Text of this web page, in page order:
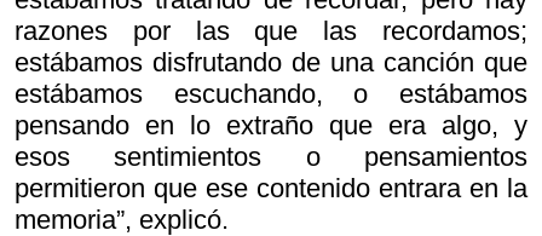
razones por las que las recordamos;
estábamos disfrutando de una canción que
estábamos escuchando, o estábamos
pensando en lo extraño que era algo, y
esos sentimientos o pensamientos
permitieron que ese contenido entrara en la
memoria”, explicó.